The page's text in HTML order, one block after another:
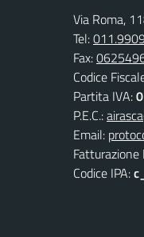
Via Roma,
Tel:
Fax:
Codice
Partita IVA:
P.E.C.:
Email:
Codice IPA: